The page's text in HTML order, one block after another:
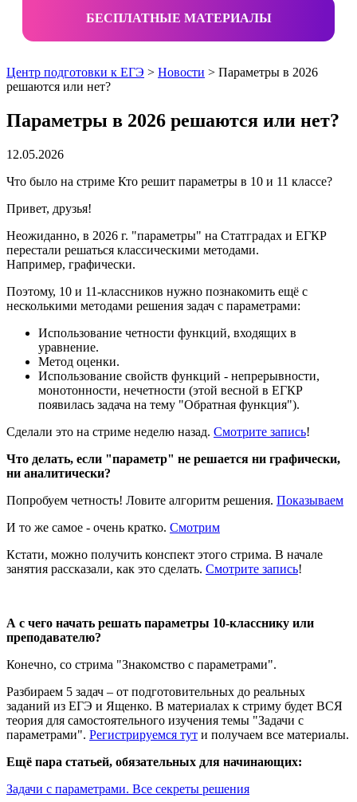
БЕСПЛАТНЫЕ МАТЕРИАЛЫ
Центр подготовки к ЕГЭ > Новости > Параметры в 2026
решаются или нет?
Параметры в 2026 решаются или нет?
12.05.2026
Что было на стриме Кто решит параметры в 10 и 11 классе?
Привет, друзья!
Неожиданно, в 2026 г. "параметры" на Статградах и ЕГКР
перестали решаться классическими методами.
Например, графически.
Поэтому, 10 и 11-классников нужно познакомить ещё с
несколькими методами решения задач с параметрами:
Использование четности функций, входящих в
уравнение.
Метод оценки.
Использование свойств функций - непрерывности,
монотонности, нечетности (этой весной в ЕГКР
появилась задача на тему "Обратная функция").
Сделали это на стриме неделю назад. Смотрите запись!
Что делать, если "параметр" не решается ни графически,
ни аналитически?
Попробуем четность! Ловите алгоритм решения. Показываем
И то же самое - очень кратко. Смотрим
Кстати, можно получить конспект этого стрима. В начале
занятия рассказали, как это сделать. Смотрите запись!
А с чего начать решать параметры 10-класснику или
преподавателю?
Конечно, со стрима "Знакомство с параметрами".
Разбираем 5 задач – от подготовительных до реальных
заданий из ЕГЭ и Ященко. В материалах к стриму будет ВСЯ
теория для самостоятельного изучения темы "Задачи с
параметрами". Регистрируемся тут и получаем все материалы.
Ещё пара статьей, обязательных для начинающих:
Задачи с параметрами. Все секреты решения